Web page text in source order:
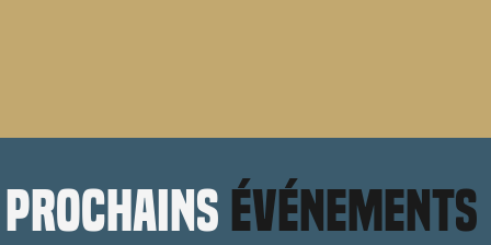
prochains événements